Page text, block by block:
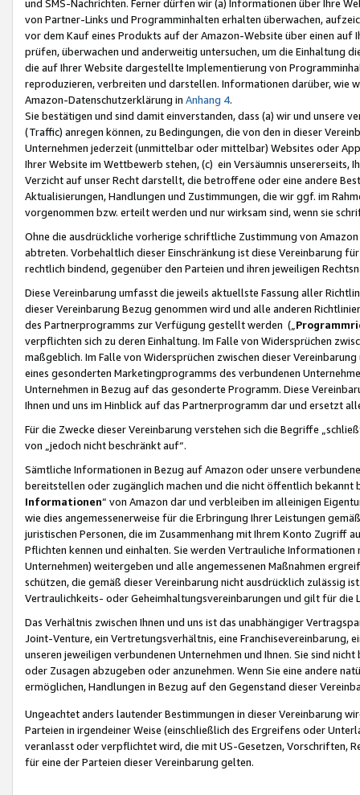
und SMS-Nachrichten. Ferner dürfen wir (a) Informationen über Ihre
von Partner-Links und Programminhalten erhalten überwachen,
vor dem Kauf eines Produkts auf der Amazon-Website über einen
prüfen, überwachen und anderweitig untersuchen, um die Einhaltung
die auf Ihrer Website dargestellte Implementierung von
reproduzieren, verbreiten und darstellen. Informationen darüber, wie
Amazon-Datenschutzerklärung in Anhang 4.
Sie bestätigen und sind damit einverstanden, dass (a) wir und
(Traffic) anregen können, zu Bedingungen, die von den in dieser
Unternehmen jederzeit (unmittelbar oder mittelbar) Websites oder
Ihrer Website im Wettbewerb stehen, (c) ein Versäumnis unsererseits,
Verzicht auf unser Recht darstellt, die betroffene oder eine andere
Aktualisierungen, Handlungen und Zustimmungen, die wir ggf. im
vorgenommen bzw. erteilt werden und nur wirksam sind, wenn sie
Ohne die ausdrückliche vorherige schriftliche Zustimmung von
abtreten. Vorbehaltlich dieser Einschränkung ist diese Vereinbarung
rechtlich bindend, gegenüber den Parteien und ihren jeweiligen
Diese Vereinbarung umfasst die jeweils aktuellste Fassung aller
dieser Vereinbarung Bezug genommen wird und alle anderen
des Partnerprogramms zur Verfügung gestellt werden („
verpflichten sich zu deren Einhaltung. Im Falle von Widersprüchen
maßgeblich. Im Falle von Widersprüchen zwischen dieser
eines gesonderten Marketingprogramms des verbundenen
Unternehmen in Bezug auf das gesonderte Programm. Diese
Ihnen und uns im Hinblick auf das Partnerprogramm dar und ersetzt
Für die Zwecke dieser Vereinbarung verstehen sich die Begriffe
von „jedoch nicht beschränkt auf“.
Sämtliche Informationen in Bezug auf Amazon oder unsere
bereitstellen oder zugänglich machen und die nicht öffentlich
Informationen“ von Amazon dar und verbleiben im alleinigen
wie dies angemessenerweise für die Erbringung Ihrer Leistungen
juristischen Personen, die im Zusammenhang mit Ihrem Konto
Pflichten kennen und einhalten. Sie werden Vertrauliche
Unternehmen) weitergeben und alle angemessenen Maßnahmen
schützen, die gemäß dieser Vereinbarung nicht ausdrücklich zulässig
Vertraulichkeits- oder Geheimhaltungsvereinbarungen und gilt für die
Das Verhältnis zwischen Ihnen und uns ist das unabhängiger
Joint-Venture, ein Vertretungsverhältnis, eine Franchisevereinbarung,
unseren jeweiligen verbundenen Unternehmen und Ihnen. Sie sind
oder Zusagen abzugeben oder anzunehmen. Wenn Sie eine andere
ermöglichen, Handlungen in Bezug auf den Gegenstand dieser
Ungeachtet anders lautender Bestimmungen in dieser Vereinbarung
Parteien in irgendeiner Weise (einschließlich des Ergreifens oder
veranlasst oder verpflichtet wird, die mit US-Gesetzen, Vorschriften,
für eine der Parteien dieser Vereinbarung gelten.